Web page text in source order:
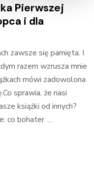
Pierwszej
i dla
zawsze się pamięta. I
razem wzrusza mnie
mówi zadowolona
sprawia, że nasi
książki od innych?
co bohater …